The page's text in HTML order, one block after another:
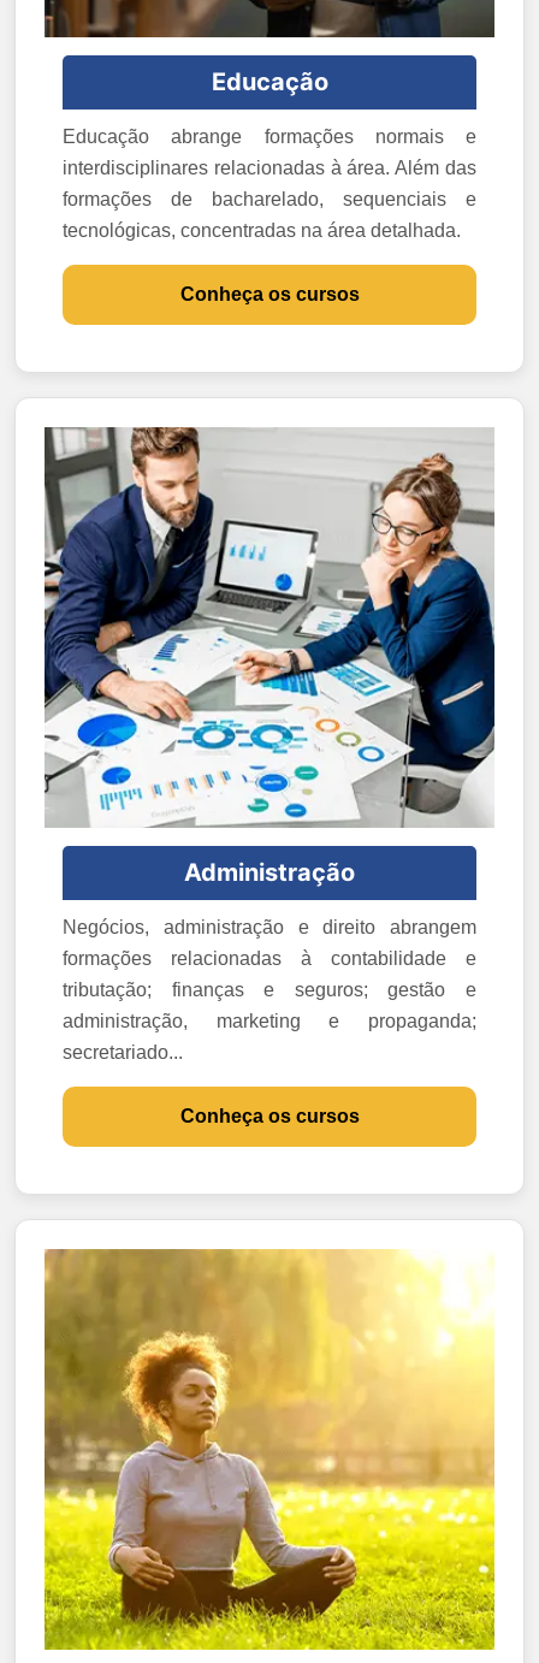
Educação
Educação abrange formações normais e
interdisciplinares relacionadas à área. Além das
formações de bacharelado, sequenciais e
tecnológicas, concentradas na área detalhada.
Conheça os cursos
Administração
Negócios, administração e direito abrangem
formações relacionadas à contabilidade e
tributação; finanças e seguros; gestão e
administração, marketing e propaganda;
secretariado...
Conheça os cursos